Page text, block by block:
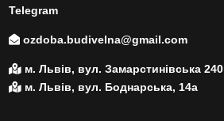
Telegram
ozdoba.budivelna@gmail.com
м. Львів, вул. Замарстинівська 240
м. Львів, вул. Боднарська, 14а